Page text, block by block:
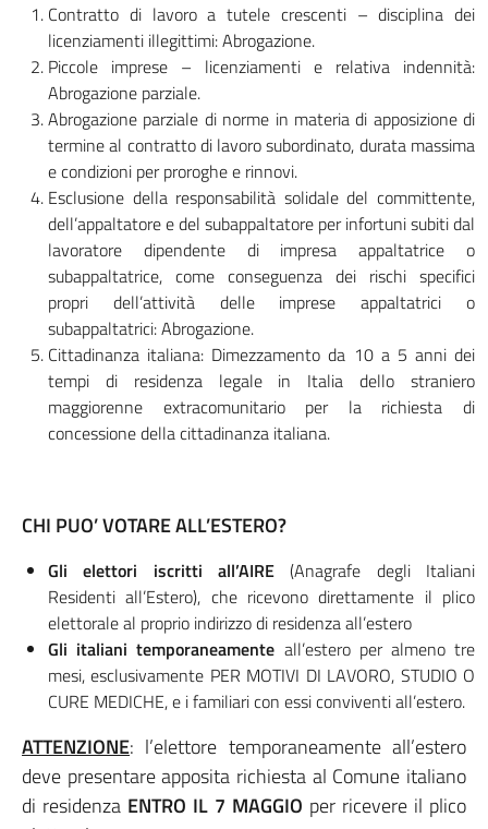
Contratto di lavoro a tutele crescenti – disciplina dei
licenziamenti illegittimi: Abrogazione.
Piccole imprese – licenziamenti e relativa indennità:
Abrogazione parziale.
Abrogazione parziale di norme in materia di apposizione di
termine al contratto di lavoro subordinato, durata massima
e condizioni per proroghe e rinnovi.
Esclusione della responsabilità solidale del committente,
dell’appaltatore e del subappaltatore per infortuni subiti dal
lavoratore dipendente di impresa appaltatrice o
subappaltatrice, come conseguenza dei rischi specifici
propri dell’attività delle imprese appaltatrici o
subappaltatrici: Abrogazione.
Cittadinanza italiana: Dimezzamento da 10 a 5 anni dei
tempi di residenza legale in Italia dello straniero
maggiorenne extracomunitario per la richiesta di
concessione della cittadinanza italiana.
CHI PUO’ VOTARE ALL’ESTERO?
Gli elettori iscritti all’AIRE (Anagrafe degli Italiani
Residenti all’Estero), che ricevono direttamente il plico
elettorale al proprio indirizzo di residenza all’estero
Gli italiani temporaneamente all’estero per almeno tre
mesi, esclusivamente PER MOTIVI DI LAVORO, STUDIO O
CURE MEDICHE, e i familiari con essi conviventi all’estero.
ATTENZIONE: l’elettore temporaneamente all’estero
deve presentare apposita richiesta al Comune italiano
di residenza ENTRO IL 7 MAGGIO per ricevere il plico